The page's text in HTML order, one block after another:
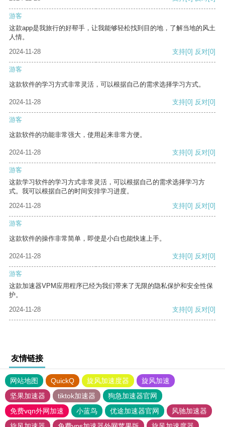
游客
这款app是我旅行的好帮手，让我能够轻松找到目的地，了解当地的风土
人情。
2024-11-28
支持[0] 反对[0]
游客
这款软件的学习方式非常灵活，可以根据自己的需求选择学习方式。
2024-11-28 支持[0] 反对[0]
游客
这款软件的功能非常强大，使用起来非常方便。
2024-11-28 支持[0] 反对[0]
游客
这款学习软件的学习方式非常灵活，可以根据自己的需求选择学习方
式。我可以根据自己的时间安排学习进度。
2024-11-28
支持[0] 反对[0]
游客
这款软件的操作非常简单，即使是小白也能快速上手。
2024-11-28 支持[0] 反对[0]
游客
这款加速器VPM应用程序已经为我们带来了无限的隐私保护和安全性保
护。
2024-11-28
支持[0] 反对[0]
友情链接
网站地图 QuickQ 旋风加速度器
旋风加速
坚果加速器
tiktok加速器
狗急加速器官网
免费vqn外网加速
小蓝鸟 优途加速器官网
风驰加速器